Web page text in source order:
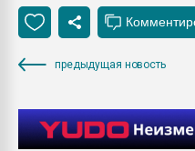
предыдущая новость